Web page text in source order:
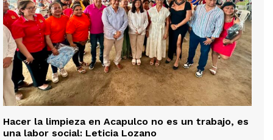
Hacer la limpieza en Acapulco no es un trabajo, es
una labor social: Leticia Lozano